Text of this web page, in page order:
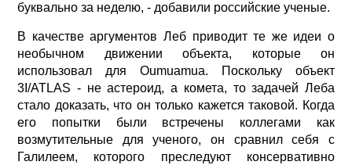
буквально за неделю, - добавили российские ученые.
В качестве аргументов Леб приводит те же идеи о
необычном движении объекта, которые он
использовал для Oumuamua. Поскольку объект
3I/ATLAS - не астероид, а комета, то задачей Леба
стало доказать, что он только кажется таковой. Когда
его попытки были встречены коллегами как
возмутительные для ученого, он сравнил себя с
Галилеем, которого преследуют консервативно